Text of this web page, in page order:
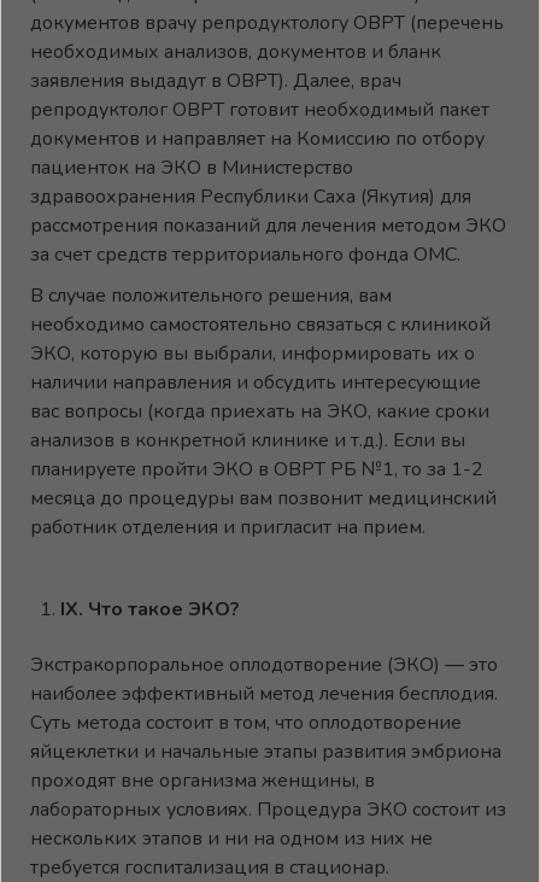
документов врачу репродуктологу ОВРТ (перечень
необходимых анализов, документов и бланк
заявления выдадут в ОВРТ). Далее, врач
репродуктолог ОВРТ готовит необходимый пакет
документов и направляет на Комиссию по отбору
пациенток на ЭКО в Министерство
здравоохранения Республики Саха (Якутия) для
рассмотрения показаний для лечения методом ЭКО
за счет средств территориального фонда ОМС.
В случае положительного решения, вам
необходимо самостоятельно связаться с клиникой
ЭКО, которую вы выбрали, информировать их о
наличии направления и обсудить интересующие
вас вопросы (когда приехать на ЭКО, какие сроки
анализов в конкретной клинике и т.д.). Если вы
планируете пройти ЭКО в ОВРТ РБ №1, то за 1-2
месяца до процедуры вам позвонит медицинский
работник отделения и пригласит на прием.
IX. Что такое ЭКО?
Экстракорпоральное оплодотворение (ЭКО) — это
наиболее эффективный метод лечения бесплодия.
Суть метода состоит в том, что оплодотворение
яйцеклетки и начальные этапы развития эмбриона
проходят вне организма женщины, в
лабораторных условиях. Процедура ЭКО состоит из
нескольких этапов и ни на одном из них не
требуется госпитализация в стационар.